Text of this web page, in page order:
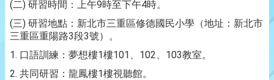
(二) 研習時間：上午9時至下午4時。
(三) 研習地點：新北市三重區修德國民小學（地址：新北市
三重區重陽路3段3號）。
1. 口語訓練：夢想樓1樓101 102 103教室。
2. 共同研習：龍鳳樓1樓視聽館。